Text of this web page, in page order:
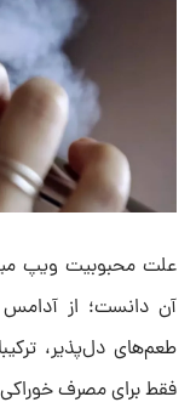
علت محبوبیت ویپ
آن دانست؛ از آدامس
طعم‌های دل‌پذیر،
فقط برای مصرف